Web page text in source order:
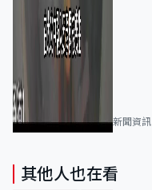
新聞資訊
其他人也在看